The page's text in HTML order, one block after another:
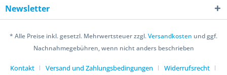
Newsletter
* Alle Preise inkl. gesetzl. Mehrwertsteuer zzgl.Versandkosten und ggf.
Nachnahmegebühren, wenn nicht anders beschrieben
Kontakt Versand und Zahlungsbedingungen Widerrufsrecht